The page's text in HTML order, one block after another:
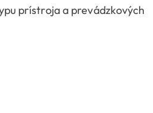
prístroja a prevádzkových